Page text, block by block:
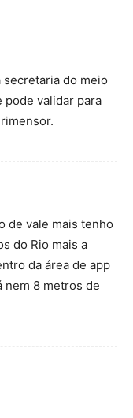
do meio
pode validar para
de vale mais tenho
do Rio mais a
da área de app
nem 8 metros de